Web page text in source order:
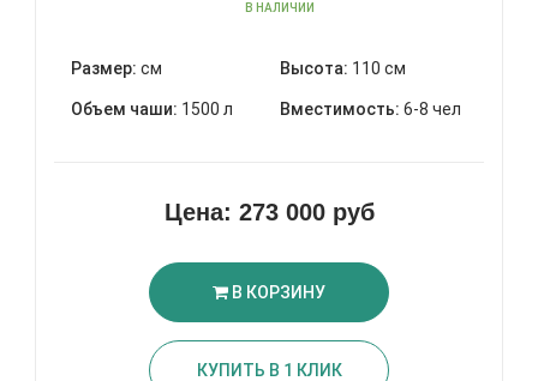
В НАЛИЧИИ
Размер: см Высота: 110 см
Объем чаши: 1500 л Вместимость: 6-8 чел
Цена: 273 000 руб
В КОРЗИНУ
КУПИТЬ В 1 КЛИК